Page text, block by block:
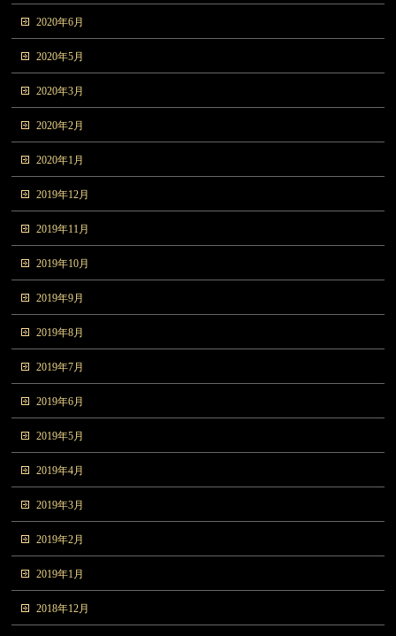
2020年6月
2020年5月
2020年3月
2020年2月
2020年1月
2019年12月
2019年11月
2019年10月
2019年9月
2019年8月
2019年7月
2019年6月
2019年5月
2019年4月
2019年3月
2019年2月
2019年1月
2018年12月